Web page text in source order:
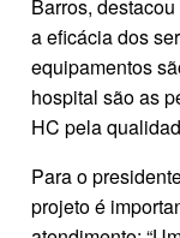
Barros,
a eficácia dos
equipamentos
hospital são as
HC pela
Para o
projeto é